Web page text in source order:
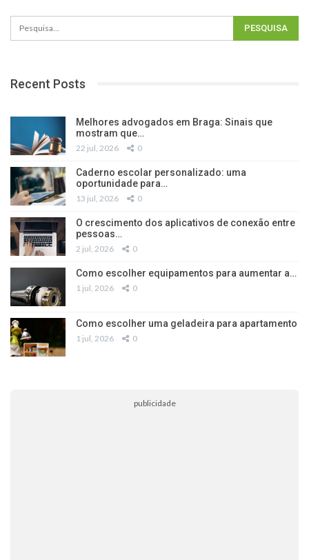
Recent Posts
Melhores advogados em Braga: Sinais que
mostram que…
22 jul, 2026 0
Caderno escolar personalizado: uma
oportunidade para…
13 jul, 2026 0
O crescimento dos aplicativos de conexão entre
pessoas…
2 jul, 2026 0
Como escolher equipamentos para aumentar a…
1 jul, 2026 0
Como escolher uma geladeira para apartamento
1 jul, 2026 0
publicidade